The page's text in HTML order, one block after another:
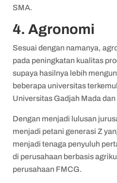
SMA.
4. Agronomi
Sesuai dengan namanya,
pada peningkatan kualitas
supaya hasilnya lebih
beberapa universitas
Universitas Gadjah Mada
Dengan menjadi lulusan
menjadi petani generasi Z
menjadi tenaga penyuluh
di perusahaan berbasis
perusahaan FMCG.